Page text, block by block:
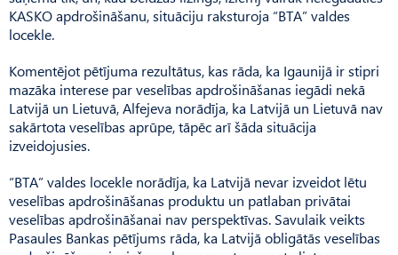
KASKO apdrošināšanu, situāciju raksturoja “BTA” valdes
locekle.
Komentējot pētījuma rezultātus, kas rāda, ka Igaunijā ir stipri
mazāka interese par veselības apdrošināšanas iegādi nekā
Latvijā un Lietuvā, Alfejeva norādīja, ka Latvijā un Lietuvā nav
sakārtota veselības aprūpe, tāpēc arī šāda situācija
izveidojusies.
“BTA” valdes locekle norādīja, ka Latvijā nevar izveidot lētu
veselības apdrošināšanas produktu un patlaban privātai
veselības apdrošināšanai nav perspektīvas. Savulaik veikts
Pasaules Bankas pētījums rāda, ka Latvijā obligātās veselības